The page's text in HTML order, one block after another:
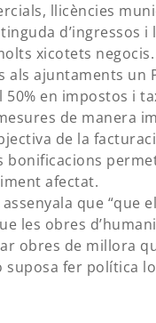
llicències
xicotets negocis.
als ajuntaments un
en impostos i
de manera
de la
bonificacions
afectat.
que “que
les obres
obres de millora
fer política